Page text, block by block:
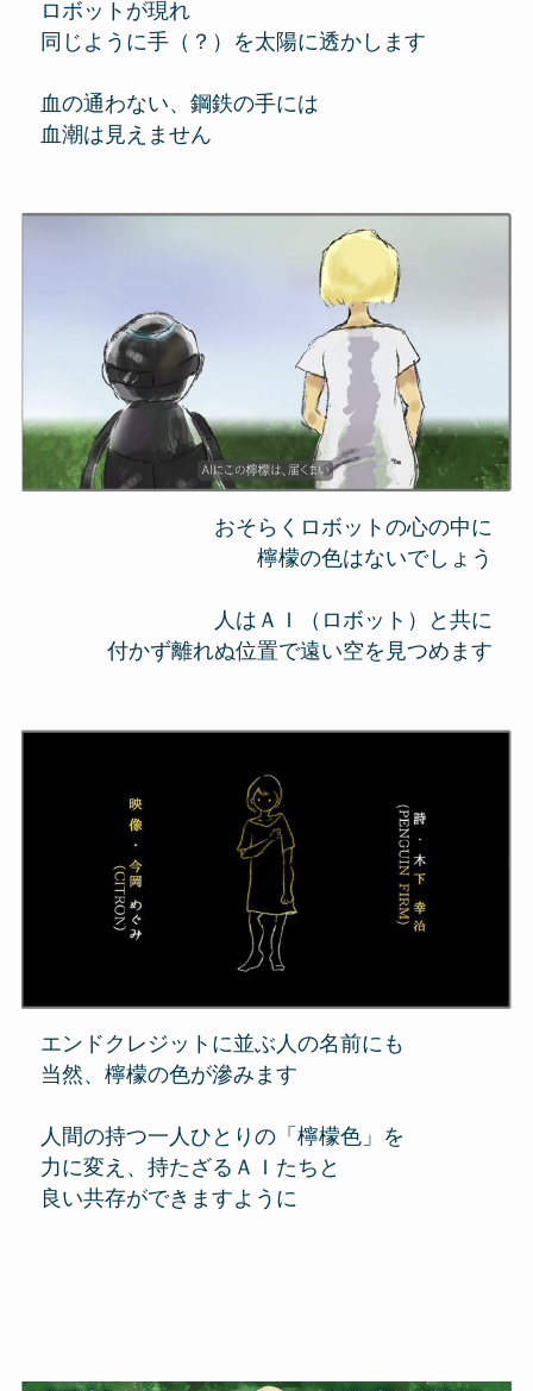
ロボットが現れ
同じように手（？）を太陽に透かします
血の通わない、鋼鉄の手には
血潮は見えません
おそらくロボットの心の中に
檸檬の色はないでしょう
人はＡＩ（ロボット）と共に
付かず離れぬ位置で遠い空を見つめます
エンドクレジットに並ぶ人の名前にも
当然、檸檬の色が滲みます
人間の持つ一人ひとりの「檸檬色」を
力に変え、持たざるＡＩたちと
良い共存ができますように